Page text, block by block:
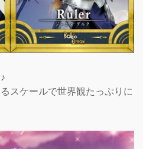
スケールで世界観たっぷりに